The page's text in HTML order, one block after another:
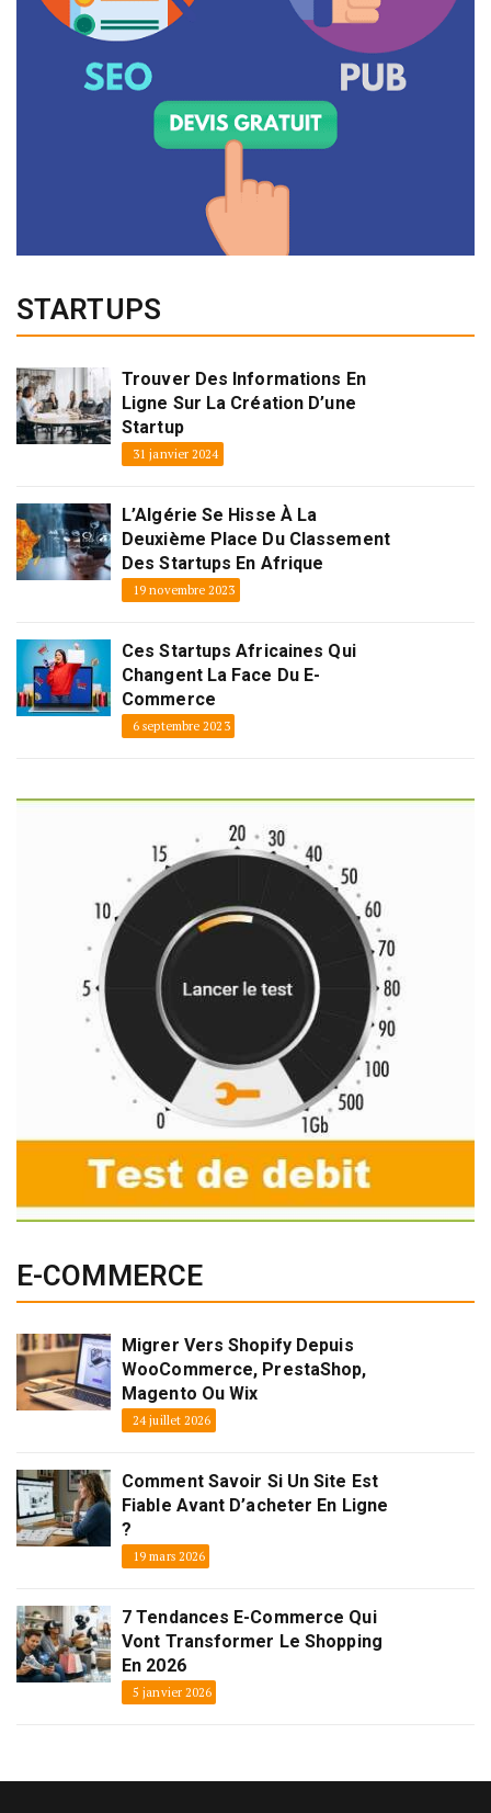
STARTUPS
Trouver Des Informations En
Ligne Sur La Création D’une
Startup
31 janvier 2024
L’Algérie Se Hisse À La
Deuxième Place Du Classement
Des Startups En Afrique
19 novembre 2023
Ces Startups Africaines Qui
Changent La Face Du E-
Commerce
6 septembre 2023
E-COMMERCE
Migrer Vers Shopify Depuis
WooCommerce, PrestaShop,
Magento Ou Wix
24 juillet 2026
Comment Savoir Si Un Site Est
Fiable Avant D’acheter En Ligne
?
19 mars 2026
7 Tendances E-Commerce Qui
Vont Transformer Le Shopping
En 2026
5 janvier 2026